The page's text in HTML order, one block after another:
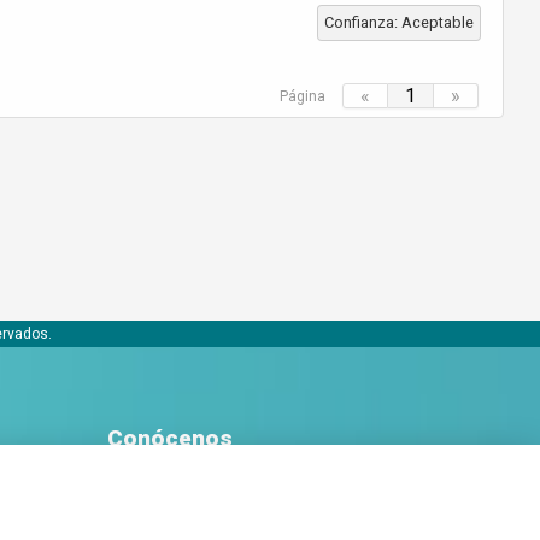
Confianza: Aceptable
Página « 1 »
Conócenos